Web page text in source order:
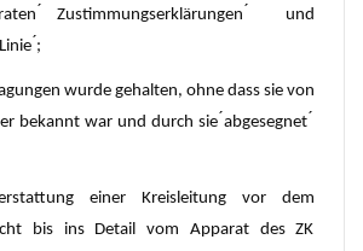
́Zustimmungserklärungen ́ und
́;
wurde gehalten, ohne dass sie von
bekannt war und durch sie ́abgesegnet
einer Kreisleitung vor dem
bis ins Detail vom Apparat des ZK